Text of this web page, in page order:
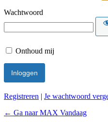
Wachtwoord
Onthoud mij
Registreren | Je wachtwoord
← Ga naar MAX Vandaag